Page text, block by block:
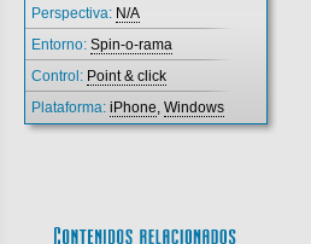
Perspectiva: N/A
Entorno: Spin-o-rama
Control: Point & click
Plataforma: iPhone, Windows